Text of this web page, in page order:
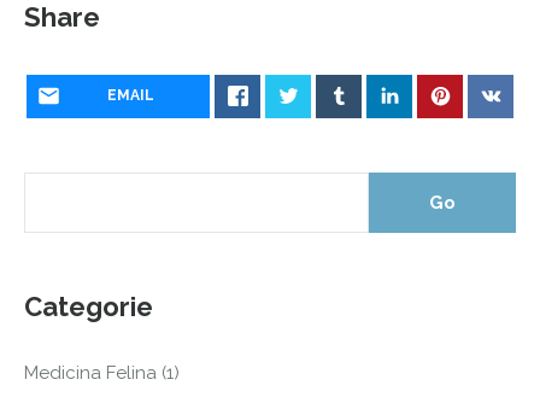
Share
EMAIL
Categorie
Medicina Felina (1)